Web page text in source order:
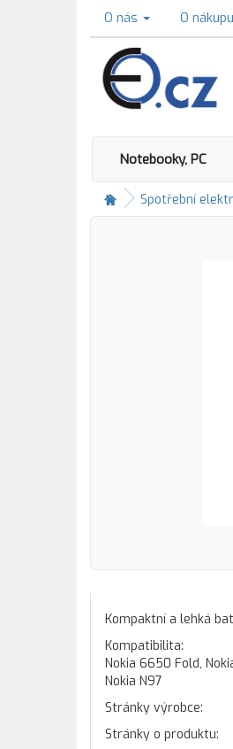
O nás O nákupu
Notebooky, PC
Spotřební
Kompaktní a lehká
Kompatibilita:
Nokia 6650 Fold,
Nokia N97
Stránky výrobce:
Stránky o produktu: